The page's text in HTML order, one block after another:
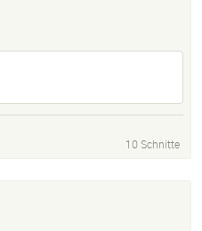
10 Schnitte